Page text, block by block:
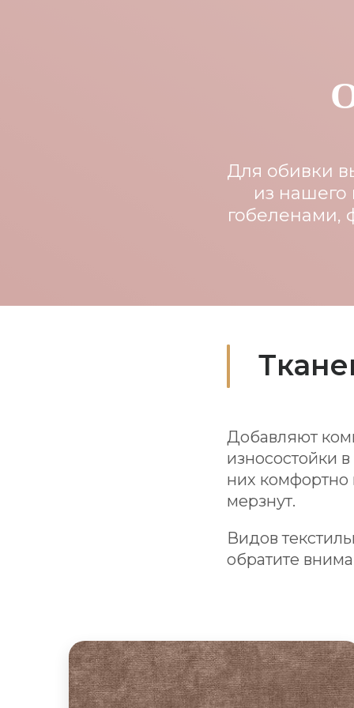
Для обивки
из нашего
гобеленами,
Добавляют
износостойки
них комфортно
мерзнут.
Видов
обратите
Диваны из велюра